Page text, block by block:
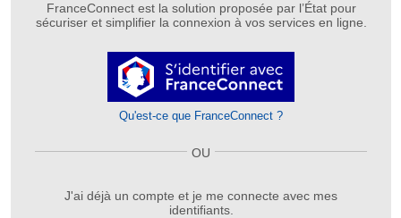
FranceConnect est la solution proposée par l’État pour
sécuriser et simplifier la connexion à vos services en ligne.
Qu'est-ce que FranceConnect ?
OU
J'ai déjà un compte et je me connecte avec mes
identifiants.